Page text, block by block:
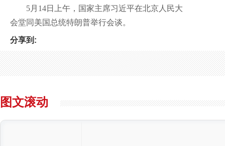
5月14日上午，国家主席习近平在北京人民大
会堂同美国总统特朗普举行会谈。
分享到:
图文滚动